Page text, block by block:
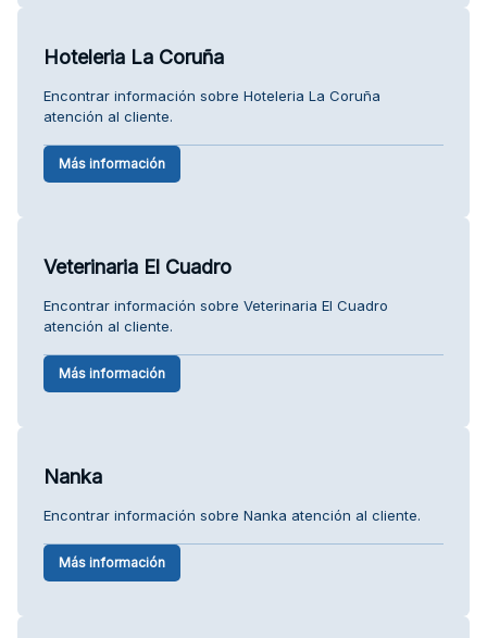
Hoteleria La Coruña
Encontrar información sobre Hoteleria La Coruña
atención al cliente.
Más información
Veterinaria El Cuadro
Encontrar información sobre Veterinaria El Cuadro
atención al cliente.
Más información
Nanka
Encontrar información sobre Nanka atención al cliente.
Más información